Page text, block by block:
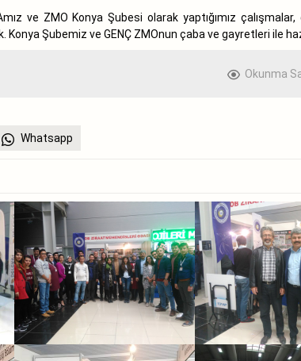
ve ZMO Konya Şubesi olarak yaptığımız
Konya Şubemiz ve GENÇ ZMOnun çaba ve gayretleri ile
Okunma
Whatsapp